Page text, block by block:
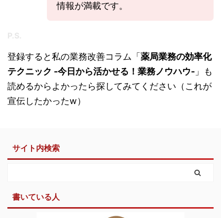
情報が満載です。
P.S.
登録すると私の業務改善コラム「 薬局業務の効率化
テクニック -今日から活かせる！業務ノウハウ- 」も
読めるからよかったら探してみてください（これが
宣伝したかったw）
サイト内検索
書いている人